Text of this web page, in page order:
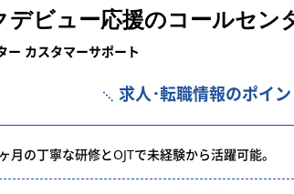
ビュー応援のコールセン
ー カスタマーサポート
求人･転職情報のポイン
月の丁寧な研修とOJTで未経験から活躍可能。